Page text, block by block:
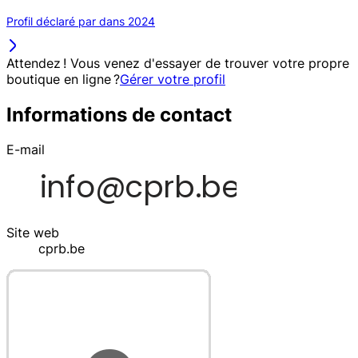
Profil déclaré par dans 2024
Attendez ! Vous venez d'essayer de trouver votre propre
boutique en ligne ?Gérer votre profil
Informations de contact
E-mail
Site web
cprb.be